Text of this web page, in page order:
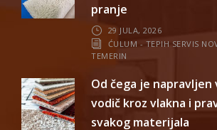
pranje
29 JULA, 2026
ĆULUM - TEPIH SERVIS
TEMERIN
Od čega je napravljen
vodič kroz vlakna i
svakog materijala